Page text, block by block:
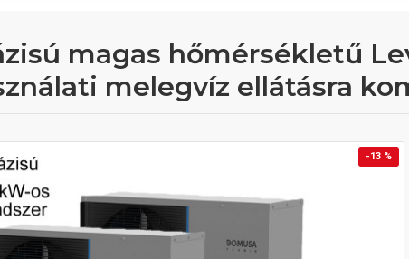
magas hőmérsékletű
melegvíz ellátásra
-13 %